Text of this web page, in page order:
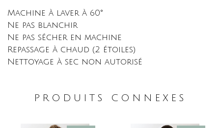
Machine à laver à 60°
Ne pas blanchir
Ne pas sécher en machine
Repassage à chaud (2 étoiles)
Nettoyage à sec non autorisé
PRODUITS CONNEXES